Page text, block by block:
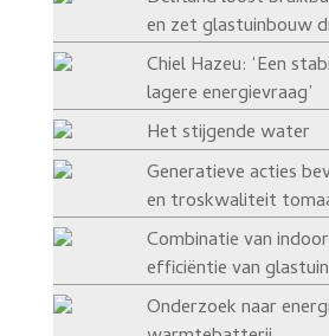
en zet glastuinbouw
Chiel Hazeu: ‘Een
lagere energievraag’
Het stijgende water
Generatieve acties
en troskwaliteit
Combinatie van
efficiëntie van
Onderzoek naar